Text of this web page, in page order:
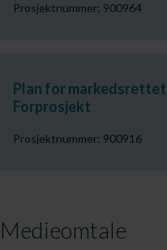
Prosjektnummer: 900964
Plan for
Forprosjekt
Prosjektnummer: 900916
Medieomtale